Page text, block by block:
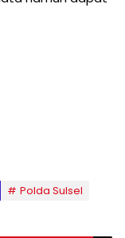
Polda Sulsel